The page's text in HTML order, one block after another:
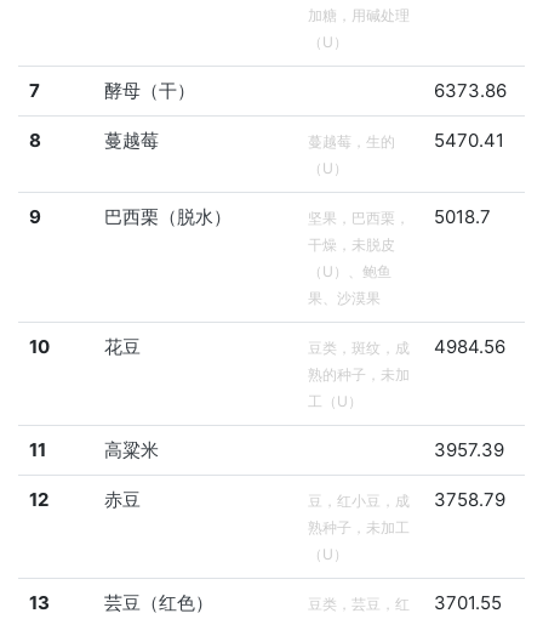
加糖，用碱处理
（U）
7 酵母（干） 6373.86
8 蔓越莓
蔓越莓，生的
（U）
5470.41
9 巴西栗（脱水）
坚果，巴西栗，
干燥，未脱皮
（U）、鲍鱼
果、沙漠果
5018.7
10 花豆
豆类，斑纹，成
熟的种子，未加
工（U）
4984.56
11 高粱米 3957.39
12 赤豆
豆，红小豆，成
熟种子，未加工
（U）
3758.79
13 芸豆（红色）
豆类，芸豆，红
3701.55